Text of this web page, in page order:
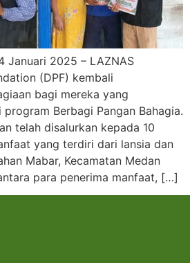
Januari 2025 – LAZNAS
(DPF) kembali
bagi mereka yang
Berbagi Pangan Bahagia.
telah disalurkan kepada 10
yang terdiri dari lansia dan
Mabar, Kecamatan Medan
para penerima manfaat, […]